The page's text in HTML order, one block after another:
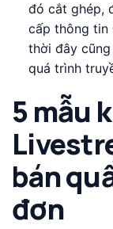
đó cắt ghép,
cấp thông tin
thời đây
quá trình
5 mẫu
bán
đơn